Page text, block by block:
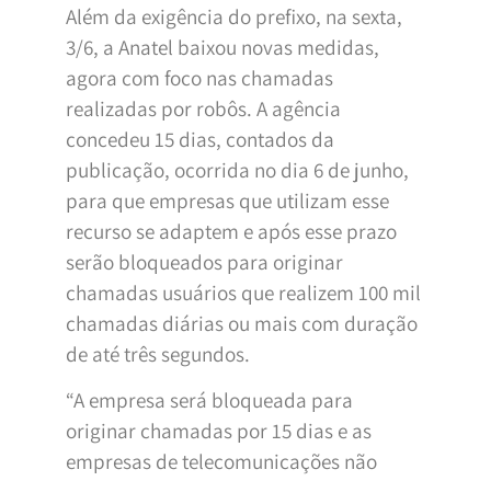
Além da exigência do prefixo, na sexta,
3/6, a Anatel baixou novas medidas,
agora com foco nas chamadas
realizadas por robôs. A agência
concedeu 15 dias, contados da
publicação, ocorrida no dia 6 de junho,
para que empresas que utilizam esse
recurso se adaptem e após esse prazo
serão bloqueados para originar
chamadas usuários que realizem 100 mil
chamadas diárias ou mais com duração
de até três segundos.
“A empresa será bloqueada para
originar chamadas por 15 dias e as
empresas de telecomunicações não